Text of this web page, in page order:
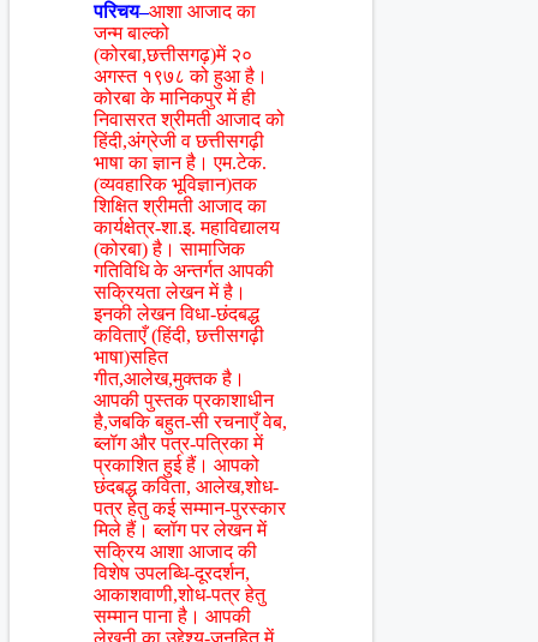
परिचय–आशा आजाद का
जन्म बाल्को
(कोरबा,छत्तीसगढ़)में २०
अगस्त १९७८ को हुआ है।
कोरबा के मानिकपुर में ही
निवासरत श्रीमती आजाद को
हिंदी,अंग्रेजी व छत्तीसगढ़ी
भाषा का ज्ञान है। एम.टेक.
(व्यवहारिक भूविज्ञान)तक
शिक्षित श्रीमती आजाद का
कार्यक्षेत्र-शा.इ. महाविद्यालय
(कोरबा) है। सामाजिक
गतिविधि के अन्तर्गत आपकी
सक्रियता लेखन में है।
इनकी लेखन विधा-छंदबद्ध
कविताएँ (हिंदी, छत्तीसगढ़ी
भाषा)सहित
गीत,आलेख,मुक्तक है।
आपकी पुस्तक प्रकाशाधीन
है,जबकि बहुत-सी रचनाएँ वेब,
ब्लॉग और पत्र-पत्रिका में
प्रकाशित हुई हैं। आपको
छंदबद्ध कविता, आलेख,शोध-
पत्र हेतु कई सम्मान-पुरस्कार
मिले हैं। ब्लॉग पर लेखन में
सक्रिय आशा आजाद की
विशेष उपलब्धि-दूरदर्शन,
आकाशवाणी,शोध-पत्र हेतु
सम्मान पाना है। आपकी